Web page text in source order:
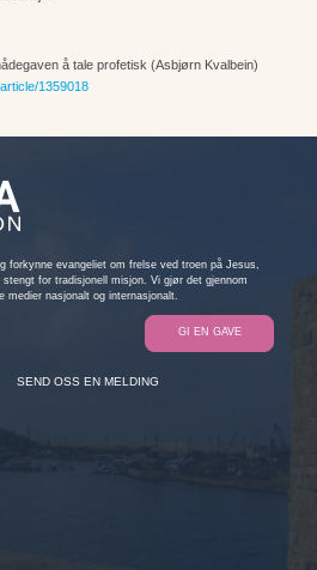
å tale profetisk (Asbjørn Kvalbein)
1359018
forkynne evangeliet om frelse ved troen på Jesus,
for tradisjonell misjon. Vi gjør det gjennom
nasjonalt og internasjonalt.
GI EN GAVE
SEND OSS EN MELDING